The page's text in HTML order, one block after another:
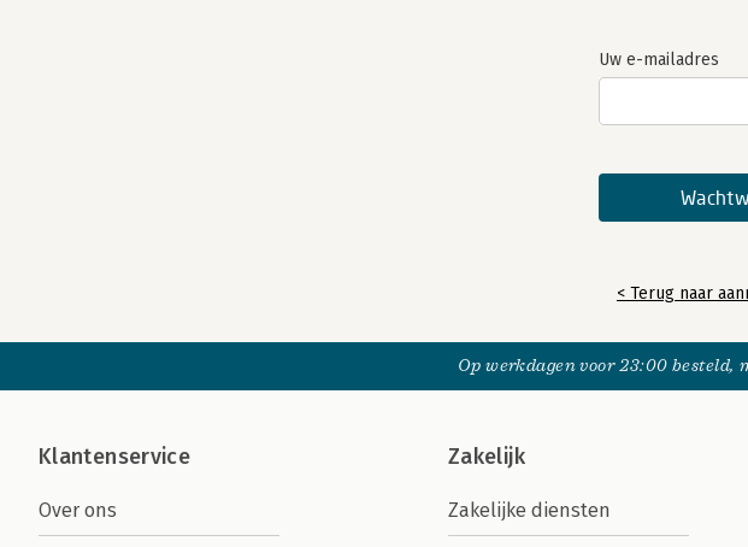
Uw e-mailadres
< Terug naar
Op werkdagen voor 23:00 besteld,
Klantenservice
Over ons
Zakelijk
Zakelijke diensten